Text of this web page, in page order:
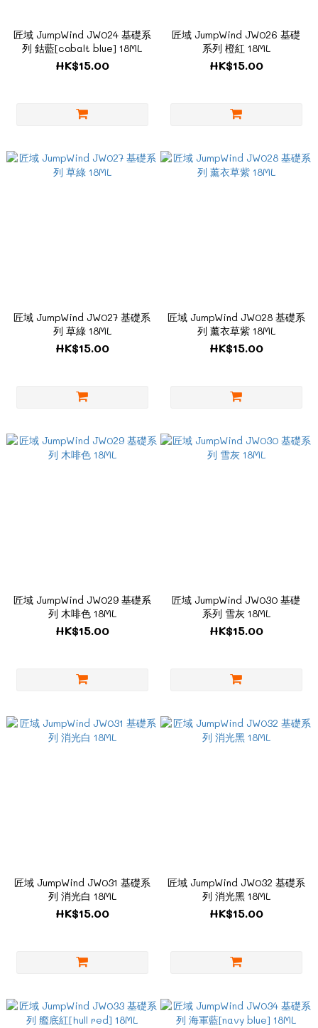
匠域 JumpWind JW024 基礎系
列 鈷藍[cobalt blue] 18ML
HK$15.00
匠域 JumpWind JW026 基礎
系列 橙紅 18ML
HK$15.00
匠域 JumpWind JW027 基礎系
列 草綠 18ML
HK$15.00
匠域 JumpWind JW028 基礎系
列 薰衣草紫 18ML
HK$15.00
匠域 JumpWind JW029 基礎系
列 木啡色 18ML
HK$15.00
匠域 JumpWind JW030 基礎
系列 雪灰 18ML
HK$15.00
匠域 JumpWind JW031 基礎系
列 消光白 18ML
HK$15.00
匠域 JumpWind JW032 基礎系
列 消光黑 18ML
HK$15.00